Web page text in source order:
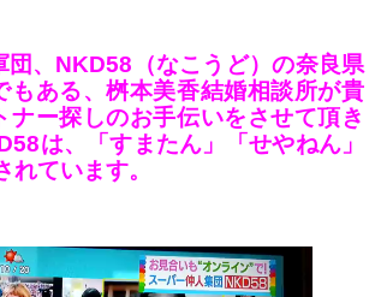
団、NKD58（なこうど）の奈良県
もある、桝本美香結婚相談所が貴
ナー探しのお手伝いをさせて頂き
は、「すまたん」「せやねん」
ています。